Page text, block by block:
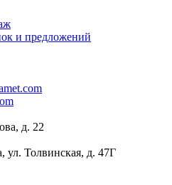
и предложений
д. 22
ул. Толвинская, д. 47Г